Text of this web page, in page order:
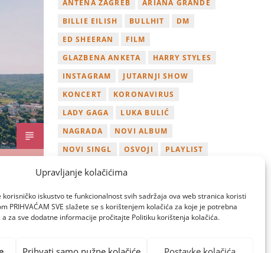
Upravljanje kolačićima
korisničko iskustvo te funkcionalnost svih sadržaja ova web stranica koristi
PRIHVAĆAM SVE slažete se s korištenjem kolačića za koje je potrebna
za sve dodatne informacije pročitajte Politiku korištenja kolačića.
ANTENA ZAGREB
ARIANA GRANDE
BILLIE EILISH
BULLHIT
DM
ED SHEERAN
FILM
GLAZBENA ANKETA
HARRY STYLES
INSTAGRAM
JUTARNJI SHOW
KONCERT
KORONAVIRUS
LADY GAGA
LUKA BULIĆ
NAGRADA
NOVI ALBUM
NOVI SINGL
OSVOJI
PLAYLIST
TAMARA LOOS
ZAGREB